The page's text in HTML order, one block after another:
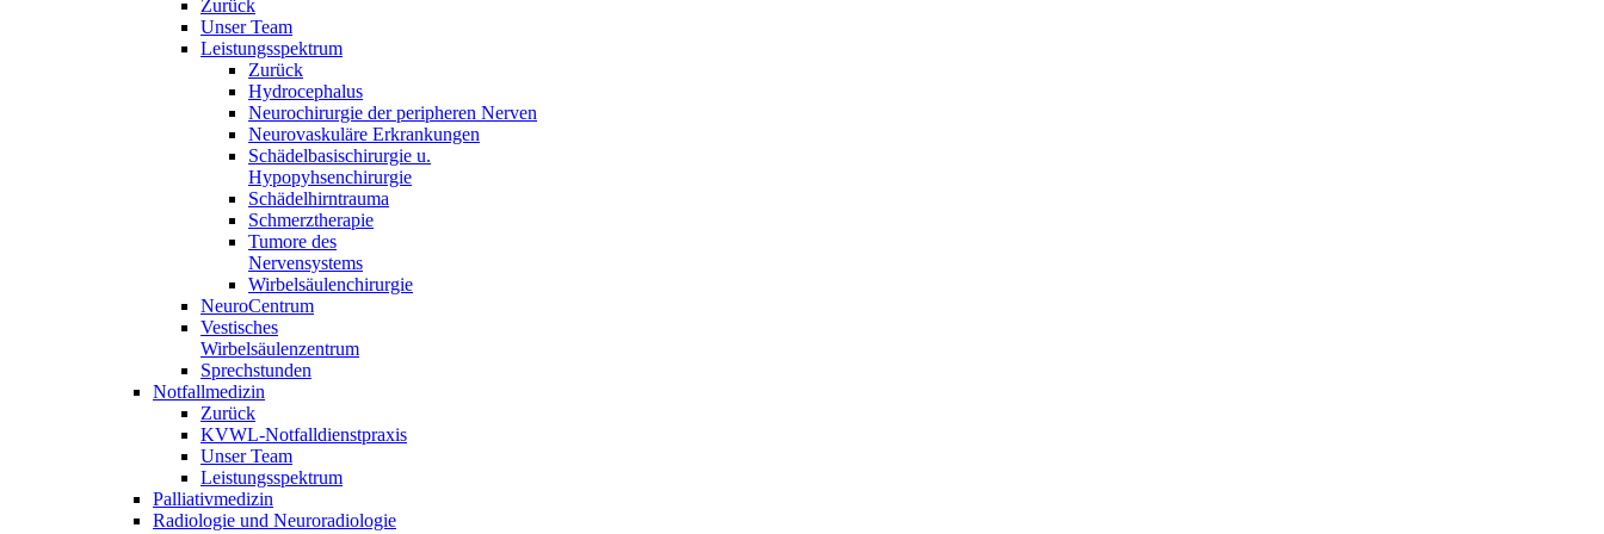
Zurück
Unser Team
Leistungsspektrum
Zurück
Hydrocephalus
Neurochirurgie der peripheren Nerven
Neurovaskuläre Erkrankungen
Schädelbasischirurgie u.
Hypopyhsenchirurgie
Schädelhirntrauma
Schmerztherapie
Tumore des
Nervensystems
Wirbelsäulenchirurgie
NeuroCentrum
Vestisches
Wirbelsäulenzentrum
Sprechstunden
Notfallmedizin
Zurück
KVWL-Notfalldienstpraxis
Unser Team
Leistungsspektrum
Palliativmedizin
Radiologie und Neuroradiologie